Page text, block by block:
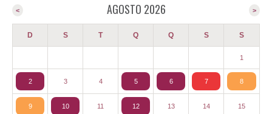
AGOSTO 2026 >
<
D S T Q Q S S
1
2 3 4 5 6 7 8
9 10 11 12 13 14 15